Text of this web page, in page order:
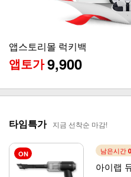
코릭 접이식 멀티쿠커
65% 59,900
타임특가 지금 선착순 마감!
ON 남은시간
아이랩